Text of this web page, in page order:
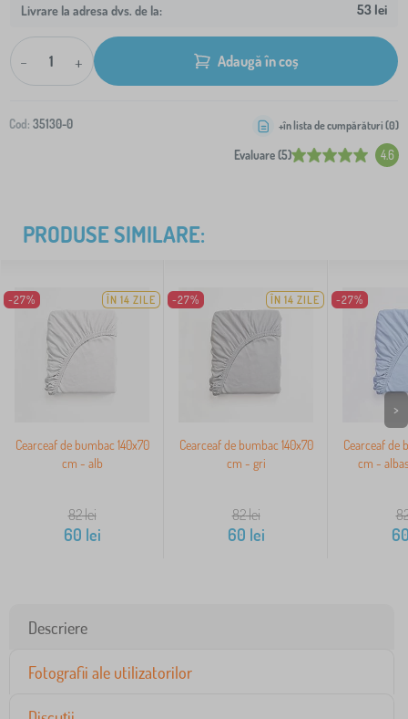
Livrare la adresa dvs. de la: 53 lei
- + Adaugă în coș
Cod: 35130-0
Evaluare (5) 4.6
+în lista de cumpărături (0)
PRODUSE SIMILARE:
-27% ÎN 14 ZILE
Cearceaf de bumbac 140x70
cm - alb
82lei
60 lei
-27% ÎN 14 ZILE
Cearceaf de bumbac 140x70
cm - gri
82lei
60 lei
-27%
Cearceaf de
cm -
>
Descriere
Fotografii ale utilizatorilor